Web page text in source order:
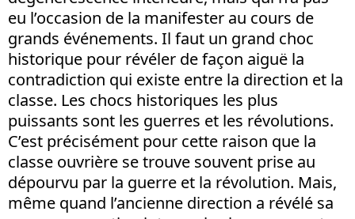
eu l’occasion de la manifester au cours de
grands événements. Il faut un grand choc
historique pour révéler de façon aiguë la
contradiction qui existe entre la direction et la
classe. Les chocs historiques les plus
puissants sont les guerres et les révolutions.
C’est précisément pour cette raison que la
classe ouvrière se trouve souvent prise au
dépourvu par la guerre et la révolution. Mais,
même quand l’ancienne direction a révélé sa